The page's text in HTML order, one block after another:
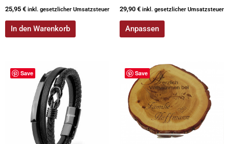
25,95 € inkl. gesetzlicher Umsatzsteuer
In den Warenkorb
29,90 € inkl. gesetzlicher Umsatzsteuer
Anpassen
Save
Dieses
Produkt
mehrere
Varianten
Save